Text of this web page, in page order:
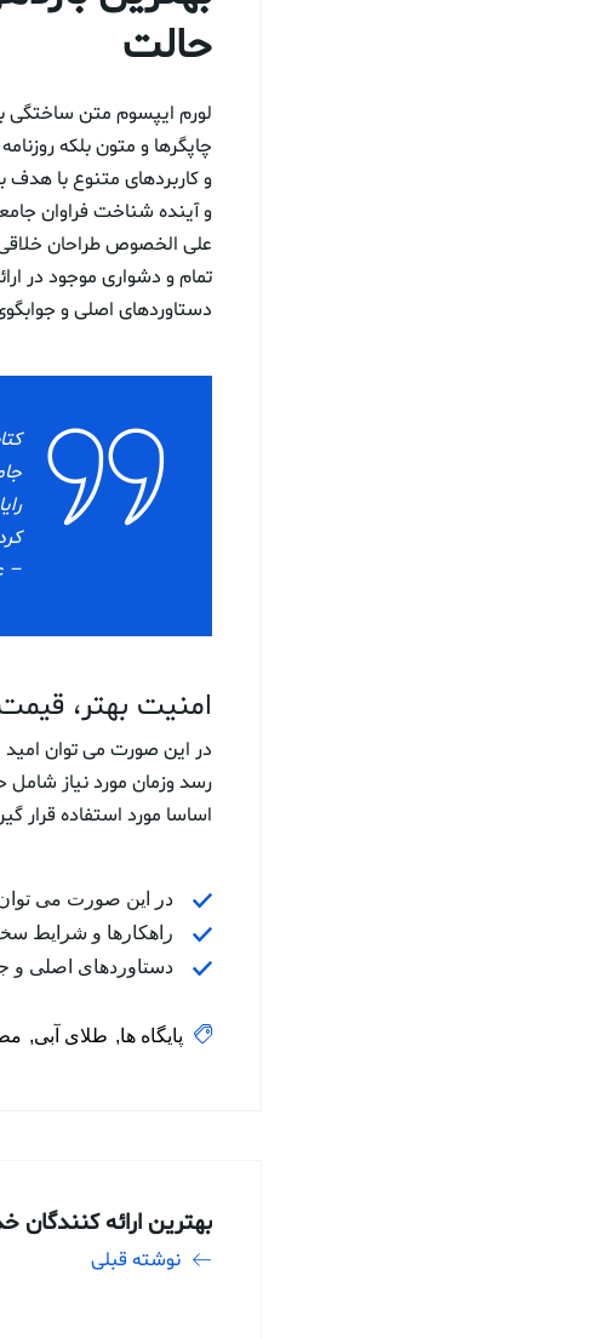
حالت
لورم ایپسوم متن ساختگی
چاپگرها و متون بلکه
و کاربردهای متنوع با
و آینده شناخت فراوان
علی الخصوص طراحان
تمام و دشواری موجود در
دستاوردهای اصلی و
–
امنیت بهتر،
در این صورت می توان امید
رسد وزمان مورد نیاز
اساسا مورد استفاده قرار
در این صورت می توان
راهکارها و شرایط
دستاوردهای اصلی و
پایگاه ها طلای آبی
بهترین ارائه کنندگان
نوشته قبلی